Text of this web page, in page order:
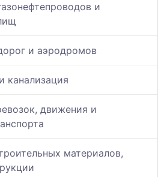
и
и аэродромов
канализация
движения и
материалов,